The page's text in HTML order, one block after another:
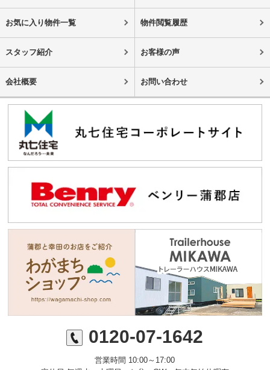
お気に入り物件一覧 物件閲覧履歴
スタッフ紹介 お客様の声
会社概要 お問い合わせ
0120-07-1642
営業時間 10:00～17:00